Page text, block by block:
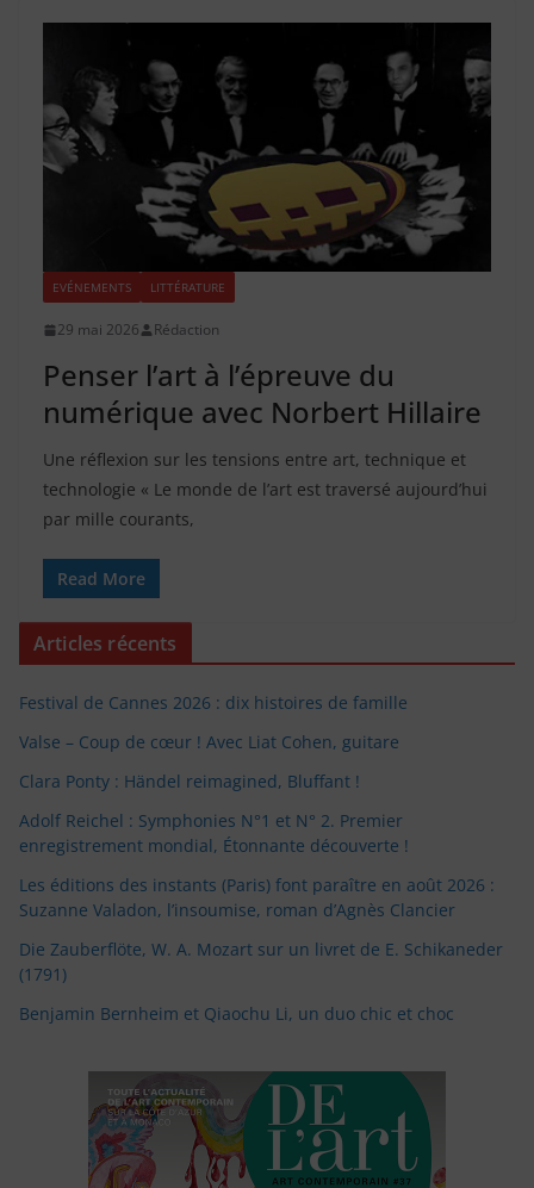
EVÉNEMENTS LITTÉRATURE
29 mai 2026 Rédaction
Penser l’art à l’épreuve du
numérique avec Norbert Hillaire
Une réflexion sur les tensions entre art, technique et
technologie « Le monde de l’art est traversé aujourd’hui
par mille courants,
Read More
Articles récents
Festival de Cannes 2026 : dix histoires de famille
Valse – Coup de cœur ! Avec Liat Cohen, guitare
Clara Ponty : Händel reimagined, Bluffant !
Adolf Reichel : Symphonies N°1 et N° 2. Premier
enregistrement mondial, Étonnante découverte !
Les éditions des instants (Paris) font paraître en août 2026 :
Suzanne Valadon, l’insoumise, roman d’Agnès Clancier
Die Zauberflöte, W. A. Mozart sur un livret de E. Schikaneder
(1791)
Benjamin Bernheim et Qiaochu Li, un duo chic et choc